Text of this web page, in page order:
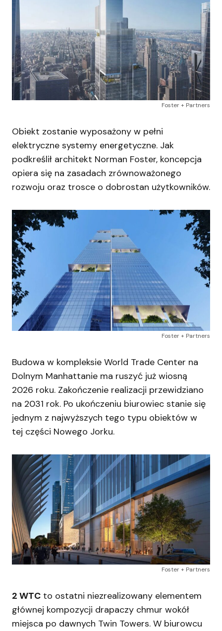
Foster + Partners
Obiekt zostanie wyposażony w pełni
elektryczne systemy energetyczne. Jak
podkreślił architekt Norman Foster, koncepcja
opiera się na zasadach zrównoważonego
rozwoju oraz trosce o dobrostan użytkowników.
Foster + Partners
Budowa w kompleksie World Trade Center na
Dolnym Manhattanie ma ruszyć już wiosną
2026 roku. Zakończenie realizacji przewidziano
na 2031 rok. Po ukończeniu biurowiec stanie się
jednym z najwyższych tego typu obiektów w
tej części Nowego Jorku.
Foster + Partners
2 WTC to ostatni niezrealizowany elementem
głównej kompozycji drapaczy chmur wokół
miejsca po dawnych Twin Towers. W biurowcu